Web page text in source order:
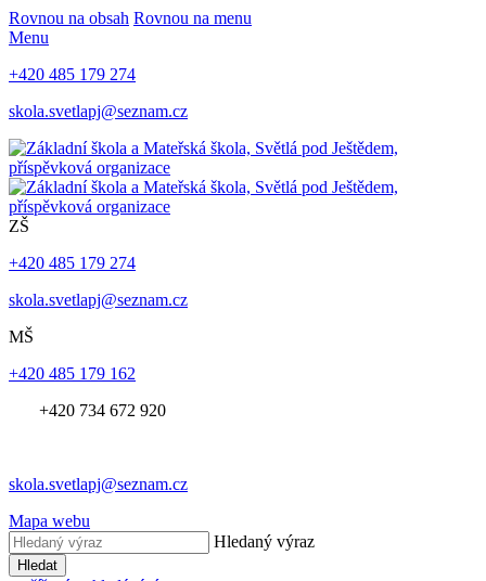
Rovnou na obsah Rovnou na menu
Menu
+420 485 179 274
skola.svetlapj@seznam.cz
ZŠ
+420 485 179 274
skola.svetlapj@seznam.cz
MŠ
+420 485 179 162
+420 734 672 920
skola.svetlapj@seznam.cz
Mapa webu
Hledaný výraz
Hledat